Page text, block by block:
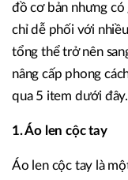
đồ cơ bản nhưng có
chỉ dễ phối với
tổng thể trở nên
nâng cấp phong
qua 5 item dưới đây.
1. Áo len cộc tay
Áo len cộc tay là